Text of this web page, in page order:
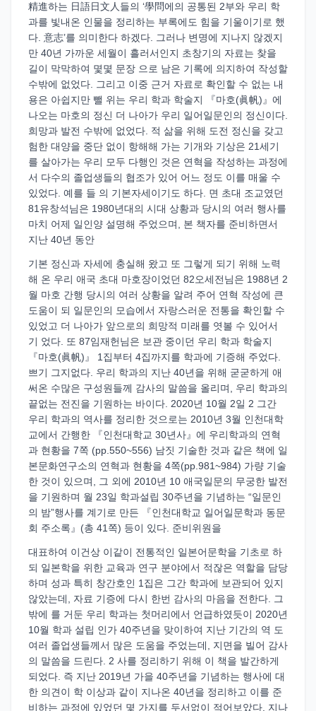
精進하는 日語日文人들의 ‘學問에의 공통된 2부와 우리 학
과를 빛내온 인물을 정리하는 부록에도 힘을 기울이기로 했
다. 意志’를 의미한다 하겠다. 그러나 변명에 지나지 않겠지
만 40년 가까운 세월이 흘러서인지 초창기의 자료는 찾을
길이 막막하여 몇몇 문장 으로 남은 기록에 의지하여 작성할
수밖에 없었다. 그리고 이중 근거 자료로 확인할 수 없는 내
용은 아쉽지만 뺄 위는 우리 학과 학술지 『마호(眞帆)』에
나오는 마호의 정신 더 나아가 우리 일어일문인의 정신이다.
희망과 발전 수밖에 없었다. 적 삶을 위해 도전 정신을 갖고
험한 대양을 중단 없이 항해해 가는 기개와 기상은 21세기
를 살아가는 우리 모두 다행인 것은 연혁을 작성하는 과정에
서 다수의 졸업생들의 협조가 있어 어느 정도 이를 매울 수
있었다. 예를 들 의 기본자세이기도 하다. 면 초대 조교였던
81유창석님은 1980년대의 시대 상황과 당시의 여러 행사를
마치 어제 일인양 설명해 주었으며, 본 책자를 준비하면서
지난 40년 동안
기본 정신과 자세에 충실해 왔고 또 그렇게 되기 위해 노력
해 온 우리 애국 초대 마호장이었던 82오세전님은 1988년 2
월 마호 간행 당시의 여러 상황을 알려 주어 연혁 작성에 큰
도움이 되 일문인의 모습에서 자랑스러운 전통을 확인할 수
있었고 더 나아가 앞으로의 희망적 미래를 엿볼 수 있어서
기 었다. 또 87임재헌님은 보관 중이던 우리 학과 학술지
『마호(眞帆)』 1집부터 4집까지를 학과에 기증해 주었다.
쁘기 그지없다. 우리 학과의 지난 40년을 위해 굳굳하게 애
써온 수많은 구성원들께 감사의 말씀을 올리며, 우리 학과의
끝없는 전진을 기원하는 바이다. 2020년 10월 2일 2 그간
우리 학과의 역사를 정리한 것으로는 2010년 3월 인천대학
교에서 간행한 『인천대학교 30년사』에 우리학과의 연혁
과 현황을 7쪽 (pp.550~556) 남짓 기술한 것과 같은 책에 일
본문화연구소의 연혁과 현황을 4쪽(pp.981~984) 가량 기술
한 것이 있으며, 그 외에 2010년 10 애국일문의 무궁한 발전
을 기원하며 월 23일 학과설립 30주년을 기념하는 “일문인
의 밤”행사를 계기로 만든 『인천대학교 일어일문학과 동문
회 주소록』(총 41쪽) 등이 있다. 준비위원을
대표하여 이건상 이같이 전통적인 일본어문학을 기초로 하
되 일본학을 위한 교육과 연구 분야에서 적잖은 역할을 담당
하며 성과 특히 창간호인 1집은 그간 학과에 보관되어 있지
않았는데, 자료 기증에 다시 한번 감사의 마음을 전한다. 그
밖에 를 거둔 우리 학과는 첫머리에서 언급하였듯이 2020년
10월 학과 설립 인가 40주년을 맞이하여 지난 기간의 역 도
여러 졸업생들께서 많은 도움을 주었는데, 지면을 빌어 감사
의 말씀을 드린다. 2 사를 정리하기 위해 이 책을 발간하게
되었다. 즉 지난 2019년 가을 40주년을 기념하는 행사에 대
한 의견이 학 이상과 같이 지나온 40년을 정리하고 이를 준
비하는 과정에 있었던 몇 가지를 두서없이 적어보았다. 지나